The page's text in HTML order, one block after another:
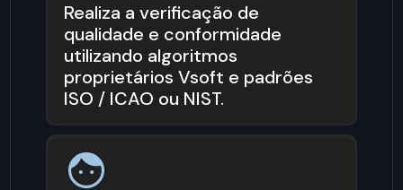
Realiza a verificação de
qualidade e conformidade
utilizando algoritmos
proprietários Vsoft e padrões
ISO / ICAO ou NIST.